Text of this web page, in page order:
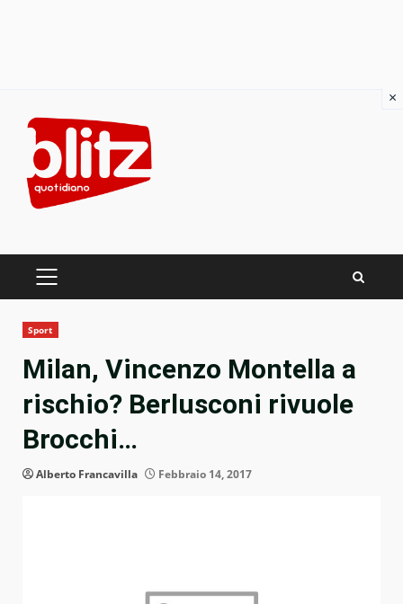
content
PRIMARY
Sport
Milan, Vincenzo Montella a
rischio? Berlusconi rivuole
Brocchi…
Alberto Francavilla Febbraio 14, 2017
×